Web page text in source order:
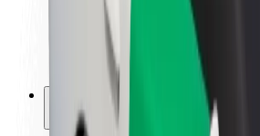
Marca
Media
Fondo Urban